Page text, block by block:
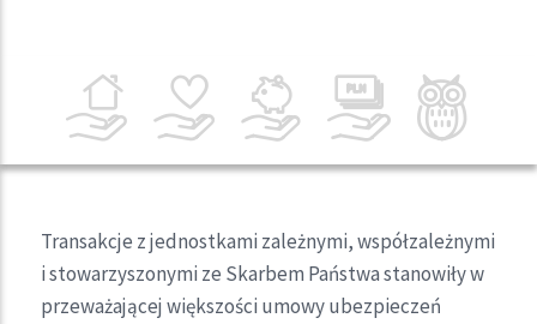
Transakcje z jednostkami zależnymi, współzależnymi
i stowarzyszonymi ze Skarbem Państwa stanowiły w
przeważającej większości umowy ubezpieczeń